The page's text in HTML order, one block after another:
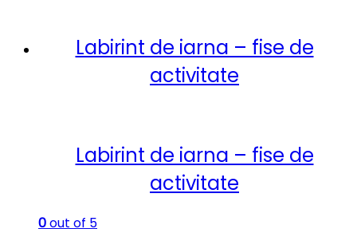
Labirint de iarna – fise de
activitate
Labirint de iarna – fise de
activitate
0out of 5